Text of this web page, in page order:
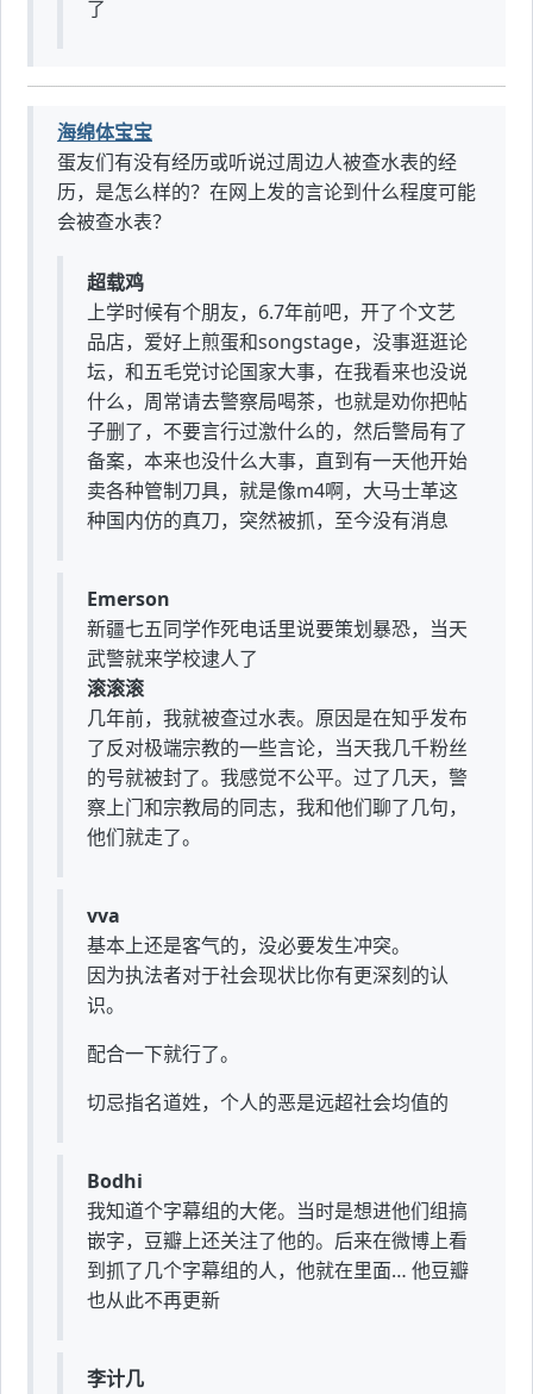
了
海绵体宝宝
蛋友们有没有经历或听说过周边人被查水表的经
历，是怎么样的？在网上发的言论到什么程度可能
会被查水表？
超载鸡
上学时候有个朋友，6.7年前吧，开了个文艺
品店，爱好上煎蛋和songstage，没事逛逛论
坛，和五毛党讨论国家大事，在我看来也没说
什么，周常请去警察局喝茶，也就是劝你把帖
子删了，不要言行过激什么的，然后警局有了
备案，本来也没什么大事，直到有一天他开始
卖各种管制刀具，就是像m4啊，大马士革这
种国内仿的真刀，突然被抓，至今没有消息
Emerson
新疆七五同学作死电话里说要策划暴恐，当天
武警就来学校逮人了
滚滚滚
几年前，我就被查过水表。原因是在知乎发布
了反对极端宗教的一些言论，当天我几千粉丝
的号就被封了。我感觉不公平。过了几天，警
察上门和宗教局的同志，我和他们聊了几句，
他们就走了。
vva
基本上还是客气的，没必要发生冲突。
因为执法者对于社会现状比你有更深刻的认
识。
配合一下就行了。
切忌指名道姓，个人的恶是远超社会均值的
Bodhi
我知道个字幕组的大佬。当时是想进他们组搞
嵌字，豆瓣上还关注了他的。后来在微博上看
到抓了几个字幕组的人，他就在里面… 他豆瓣
也从此不再更新
李计几